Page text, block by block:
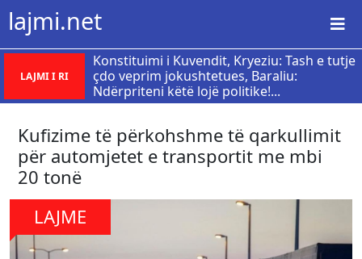
lajmi.net
LAJMI I RI
​Konstituimi i Kuvendit, Kryeziu: Tash e tutje
çdo veprim jokushtetues, Baraliu:
Ndërpriteni këtë lojë politike!...
Kufizime të përkohshme të qarkullimit
për automjetet e transportit me mbi
20 tonë
LAJME